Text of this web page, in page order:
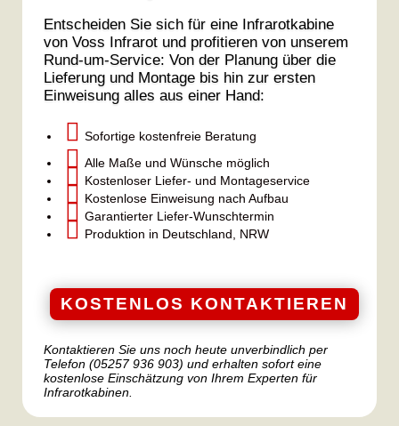
Entscheiden Sie sich für eine Infrarotkabine
von Voss Infrarot und profitieren von unserem
Rund-um-Service: Von der Planung über die
Lieferung und Montage bis hin zur ersten
Einweisung alles aus einer Hand:
 Sofortige kostenfreie Beratung
 Alle Maße und Wünsche möglich
 Kostenloser Liefer- und Montageservice
 Kostenlose Einweisung nach Aufbau
 Garantierter Liefer-Wunschtermin
 Produktion in Deutschland, NRW
KOSTENLOS KONTAKTIEREN
Kontaktieren Sie uns noch heute unverbindlich per
Telefon (05257 936 903) und erhalten sofort eine
kostenlose Einschätzung von Ihrem Experten für
Infrarotkabinen.